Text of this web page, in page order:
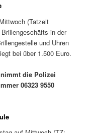
(Tatzeit
in der
und Uhren
bei über 1.500 Euro.
die Polizei
06323 9550